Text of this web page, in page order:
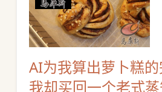
AI为我算出萝卜糕的
我却买回一个老式